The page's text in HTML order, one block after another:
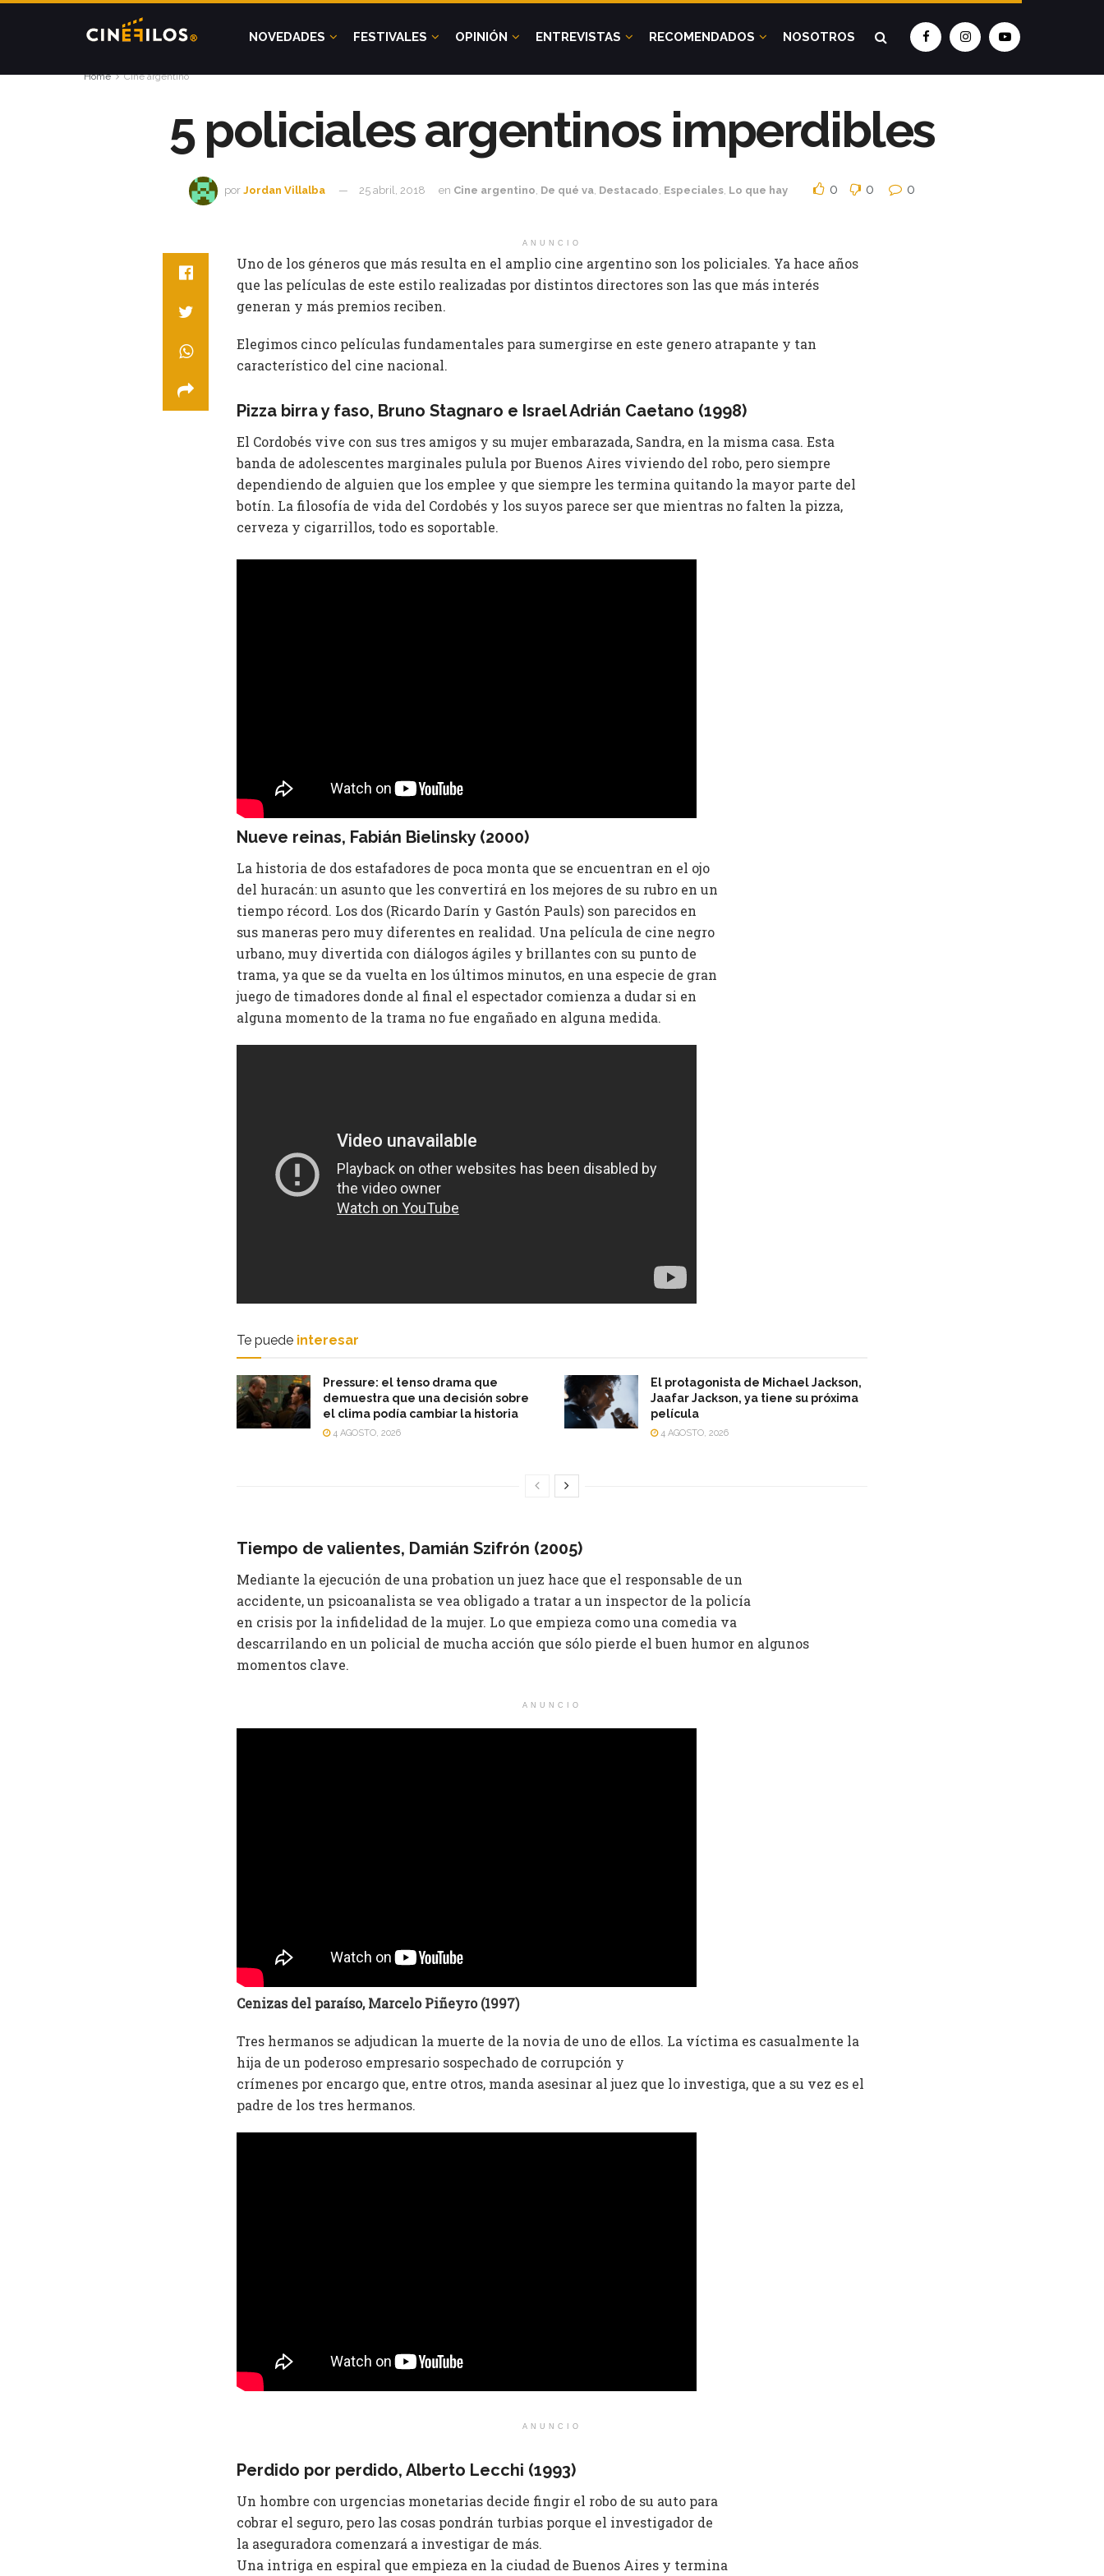
NOVEDADES FESTIVALES OPINIÓN ENTREVISTAS RECOMENDADOS NOSOTROS
Home Cine argentino
5 policiales argentinos imperdibles
por Jordan Villalba 25 abril, 2018 en Cine argentino De qué va Destacado Especiales Lo que hay 0 0 0
ANUNCIO
Uno de los géneros que más resulta en el amplio cine argentino son los policiales. Ya hace años
que las películas de este estilo realizadas por distintos directores son las que más interés
generan y más premios reciben.
Elegimos cinco películas fundamentales para sumergirse en este genero atrapante y tan
característico del cine nacional.
Pizza birra y faso, ​Bruno Stagnaro e Israel Adrián Caetano (1998)
El Cordobés vive con sus tres amigos y su mujer embarazada, Sandra, en la misma casa. Esta
banda de adolescentes marginales pulula por Buenos Aires viviendo del robo, pero siempre
dependiendo de alguien que los emplee y que siempre les termina quitando la mayor parte del
botín. La filosofía de vida del Cordobés y los suyos parece ser que mientras no falten la pizza,
cerveza y cigarrillos, todo es soportable.
​Nueve reinas​, Fabián Bielinsky (2000)
La historia de dos estafadores de poca monta que se encuentran en el ojo
del huracán: un asunto que les convertirá en los mejores de su rubro en un
tiempo récord. Los dos (Ricardo Darín y Gastón Pauls​) son parecidos en
sus maneras pero muy diferentes en realidad. Una película de cine negro
urbano, muy divertida con diálogos ágiles y brillantes con su punto de
trama, ya que se da vuelta en los últimos minutos, en una especie de gran
juego de timadores donde al final el espectador comienza a dudar si en
alguna momento de la trama no fue engañado en alguna medida.
Te puede interesar
Pressure: el tenso drama que
demuestra que una decisión sobre
el clima podía cambiar la historia
4 AGOSTO, 2026
El protagonista de Michael Jackson,
Jaafar Jackson, ya tiene su próxima
película
4 AGOSTO, 2026
Tiempo de valientes​, Damián Szifrón (2005)
Mediante la ejecución de una probation un juez hace que el responsable de un
accidente, un psicoanalista se vea obligado a tratar a un inspector de la policía
en crisis por la infidelidad de la mujer. Lo que empieza como una comedia va
descarrilando en un policial de mucha acción que sólo pierde el buen humor en algunos
momentos clave.
ANUNCIO
Cenizas del paraíso​, Marcelo Piñeyro (1997)
Tres hermanos se adjudican la muerte de la novia de uno de ellos. La víctima es casualmente la
hija de un poderoso empresario sospechado de corrupción y
crímenes por encargo que, entre otros, manda asesinar al juez que lo investiga, que a su vez es el
padre de los tres hermanos.
ANUNCIO
Perdido por perdido​, Alberto Lecchi (1993)
Un hombre con urgencias monetarias decide fingir el robo de su auto para
cobrar el seguro, pero las cosas pondrán turbias porque el investigador de
la aseguradora comenzará a investigar de más.
Una intriga en espiral que empieza en la ciudad de Buenos Aires y termina